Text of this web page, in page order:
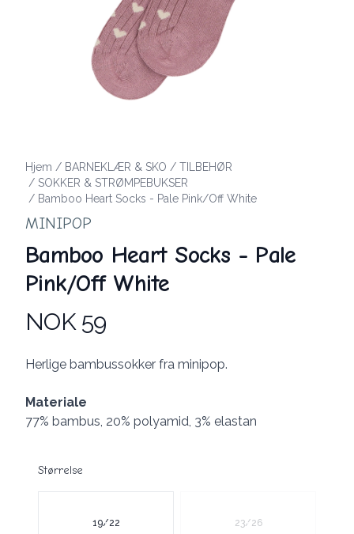
Hjem / BARNEKLÆR & SKO / TILBEHØR
/ SOKKER & STRØMPEBUKSER
/ Bamboo Heart Socks - Pale Pink/Off White
MINIPOP
Bamboo Heart Socks - Pale
Pink/Off White
Produktdetaljer
NOK 59
Description
Herlige bambussokker fra minipop.
Materiale
77% bambus, 20% polyamid, 3% elastan
Størrelse
Velg en Størrelse
19/22 23/26